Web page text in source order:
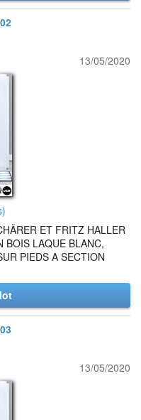
13/05/2020
ET FRITZ HALLER
BOIS LAQUE BLANC,
PIEDS A SECTION
13/05/2020